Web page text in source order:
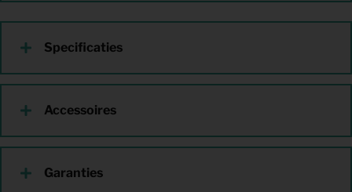
Specificaties
Accessoires
Garanties